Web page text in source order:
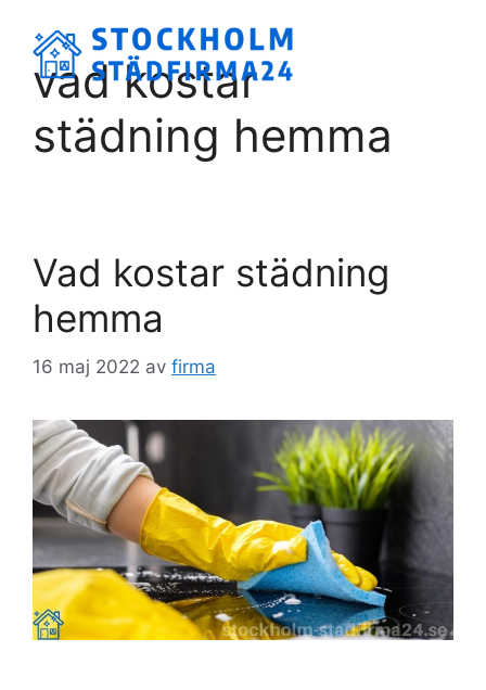
innehållvad kostar
städning hemma
Vad kostar städning
hemma
16 maj 2022 av firma